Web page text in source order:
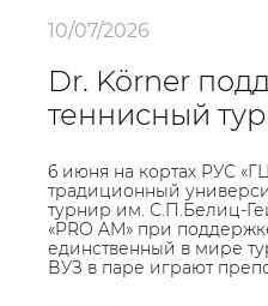
10/07/2026
Dr. Körner
теннисный
6 июня на кортах РУС
традиционный
турнир им. С.П.Белиц-
«PRO AM» при
единственный в мире
ВУЗ в паре играют